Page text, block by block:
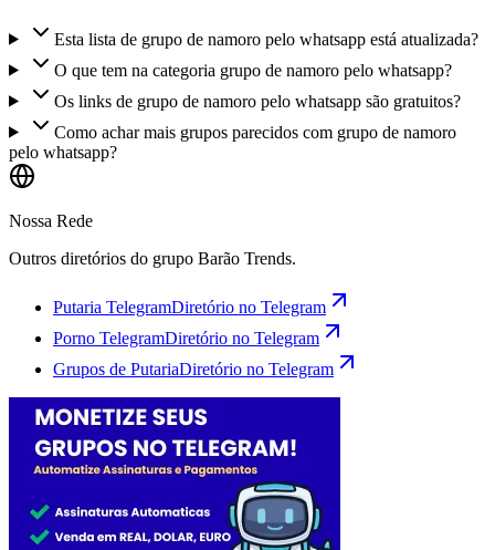
Esta lista de grupo de namoro pelo whatsapp está atualizada?
O que tem na categoria grupo de namoro pelo whatsapp?
Os links de grupo de namoro pelo whatsapp são gratuitos?
Como achar mais grupos parecidos com grupo de namoro
pelo whatsapp?
Nossa Rede
Outros diretórios do grupo Barão Trends.
Putaria TelegramDiretório no Telegram
Porno TelegramDiretório no Telegram
Grupos de PutariaDiretório no Telegram